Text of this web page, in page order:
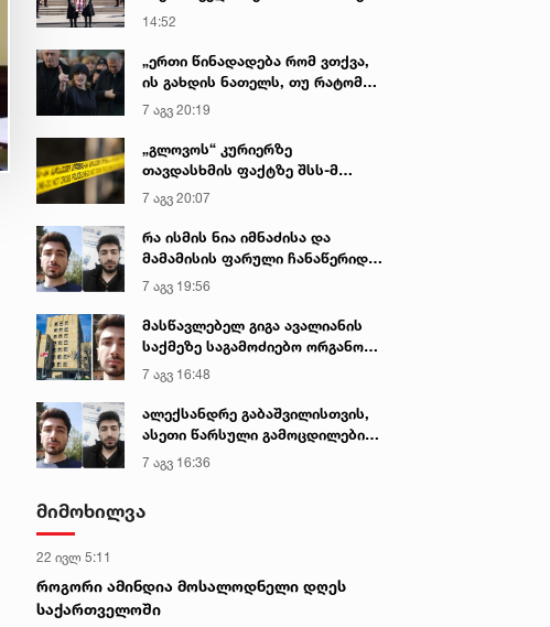
დაღუპული პოლიციელების
14:52
„ერთი წინადადება რომ ვთქვა,
ის გახდის ნათელს, თუ რატომ
იყო ნია იმნაძე წამქეზებელი...“ -
გიგა ავალიანის დედა
7 აგვ 20:19
„გლოვოს“ კურიერზე
თავდასხმის ფაქტზე შსს-მ
გამოძიება დაიწყო
7 აგვ 20:07
რა ისმის ნია იმნაძისა და
მამამისის ფარული ჩანაწერიდან
- გიგა ავალიანის მკვლელობის
საქმე
7 აგვ 19:56
მასწავლებელ გიგა ავალიანის
საქმეზე საგამოძიებო ორგანო
დაკავებულ არასრულწლოვნებს -
ნია იმნაძესა და ანასტასია
ბერუაშვილს 30 დღის
განმავლობაში ფარულად
7 აგვ 16:48
ალექსანდრე გაბაშვილისთვის,
ასეთი წარსული გამოცდილების
ადამიანისთვის ინფორმაციის
მიწოდება, რომ მასწავლებელი
ფაქტობრივად, წაქეზება იყო -
7 აგვ 16:36
მიმოხილვა
22 ივლ 5:11
როგორი ამინდია მოსალოდნელი დღეს
საქართველოში